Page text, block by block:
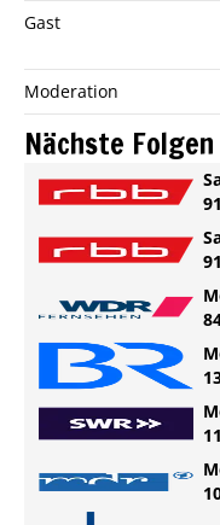
Gast
Moderation
Nächste Folgen